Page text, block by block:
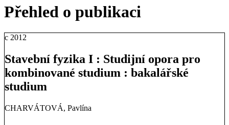
Přehled o publikaci
c 2012
Stavební fyzika I : Studijní opora pro
kombinované studium : bakalářské
studium
CHARVÁTOVÁ, Pavlína